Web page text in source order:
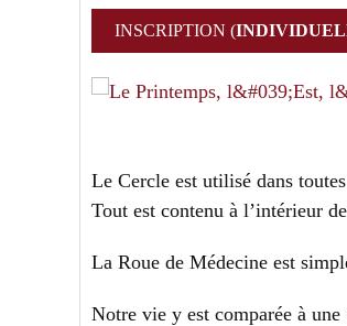
INSCRIPTION (
Le Cercle est utilisé dans
Tout est contenu à l’intérieur
La Roue de Médecine est
Notre vie y est comparée à